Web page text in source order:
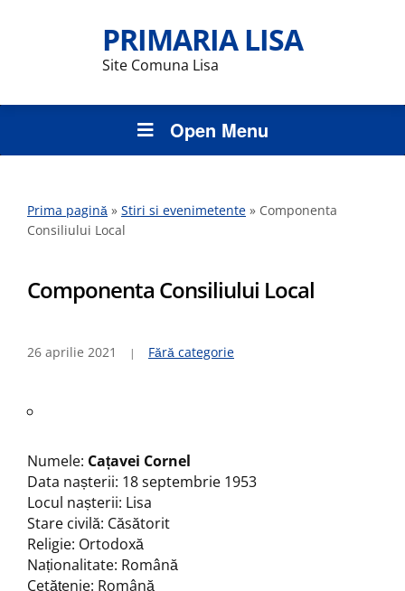
PRIMARIA LISA
Site Comuna Lisa
Open Menu
Prima pagină » Stiri si evenimetente » Componenta
Consiliului Local
Componenta Consiliului Local
26 aprilie 2021 Fără categorie
Numele: Cațavei Cornel
Data nașterii: 18 septembrie 1953
Locul nașterii: Lisa
Stare civilă: Căsătorit
Religie: Ortodoxă
Naționalitate: Română
Cetățenie: Română